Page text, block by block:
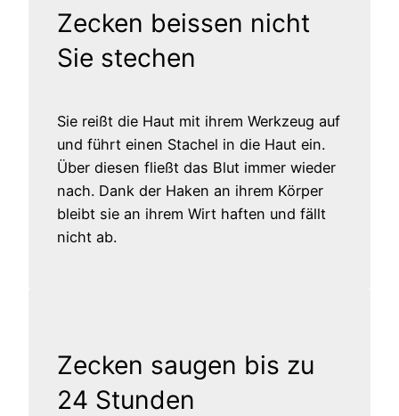
Zecken beissen nicht
Sie stechen
Sie reißt die Haut mit ihrem Werkzeug auf
und führt einen Stachel in die Haut ein.
Über diesen fließt das Blut immer wieder
nach. Dank der Haken an ihrem Körper
bleibt sie an ihrem Wirt haften und fällt
nicht ab.
Zecken saugen bis zu
24 Stunden